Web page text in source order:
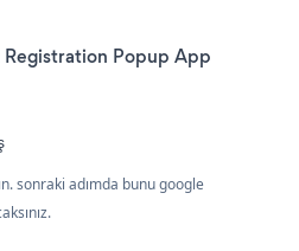
Popup App
sonraki adımda bunu google